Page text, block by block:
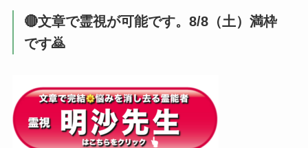
🔴文章で霊視が可能です。8/8（土）満枠
です🙇